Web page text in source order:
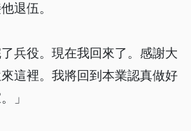
退伍。
兵役。現在我回來了。感謝大
這裡。我將回到本業認真做好
」